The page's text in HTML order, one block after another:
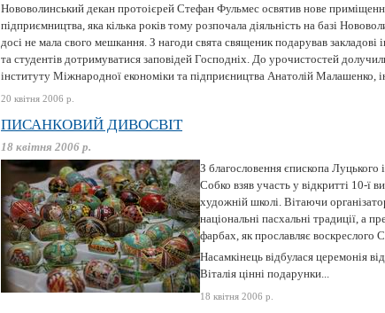
Нововолинський декан протоієрей Стефан Фульмес освятив нове
підприємництва, яка кілька років тому розпочала діяльність на базі
досі не мала свого мешкання. З нагоди свята священик подарував
та студентів дотримуватися заповідей Господніх. До урочистостей
інституту Міжнародної економіки та підприєництва Анатолій Малашенко,
20 квітня 2006 р.
ПИСАНКОВИЙ ДИВОСВІТ
18 квітня 2006 р.
З благословення єпископа Луцького
Собко взяв участь у відкритті 10-ї
художній школі. Вітаючи
національні пасхальні традиції, а
фарбах, як прославляє воскреслого
Насамкінець відбулася церемонія
Віталія цінні подарунки...
18 квітня 2006 р.